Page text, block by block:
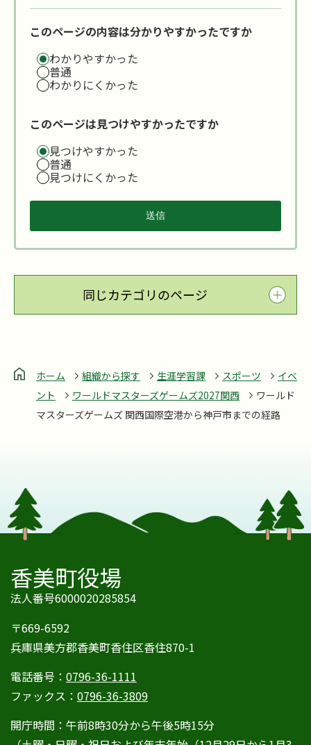
このページの内容は分かりやすかったですか
わかりやすかった
普通
わかりにくかった
このページは見つけやすかったですか
見つけやすかった
普通
見つけにくかった
同じカテゴリのページ
ホーム 組織から探す 生涯学習課 スポーツ
イベ
ント
ワールドマスターズゲームズ2027関西
ワールド
マスターズゲームズ 関西国際空港から神戸市までの経路
香美町役場
法人番号6000020285854
〒669-6592
兵庫県美方郡香美町香住区香住870-1
電話番号： 0796-36-1111
ファックス： 0796-36-3809
開庁時間：午前8時30分から午後5時15分